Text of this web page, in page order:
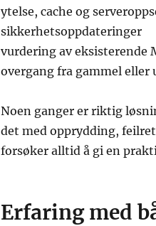
ytelse, cache og
sikkerhetsoppdateringer
vurdering av eksisterende
overgang fra gammel
Noen ganger er riktig
det med opprydding,
forsøker alltid å gi en
Erfaring med